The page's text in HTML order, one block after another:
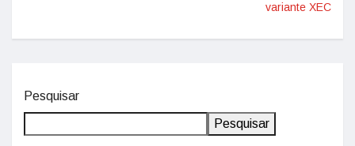
variante XEC
Pesquisar
Pesquisar